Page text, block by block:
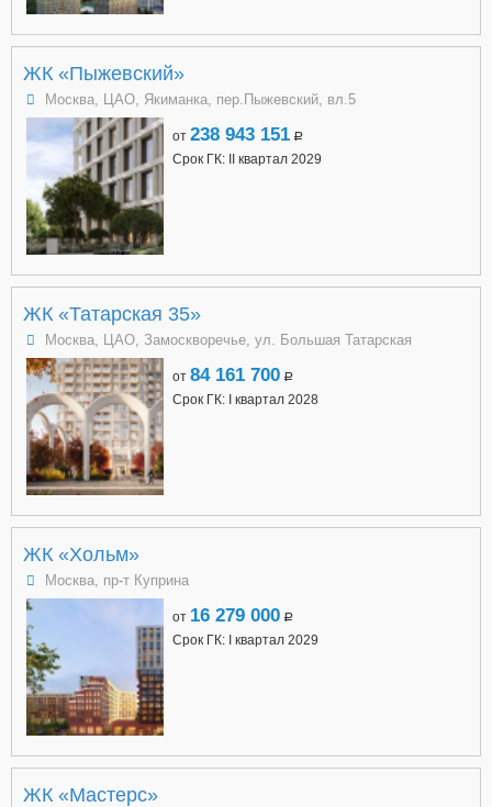
ЖК «Пыжевский»
Москва, ЦАО, Якиманка, пер.Пыжевский, вл.5
от 238 943 151 a
Срок ГК: II квартал 2029
ЖК «Татарская 35»
Москва, ЦАО, Замоскворечье, ул. Большая Татарская
от 84 161 700 a
Срок ГК: I квартал 2028
ЖК «Хольм»
Москва, пр-т Куприна
от 16 279 000 a
Срок ГК: I квартал 2029
ЖК «Мастерс»